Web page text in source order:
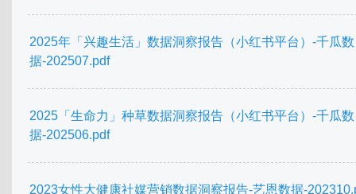
2025年「兴趣生活」数据洞察报告（小红书平台）-千瓜数
据-202507.pdf
2025「生命力」种草数据洞察报告（小红书平台）-千瓜数
据-202506.pdf
2023女性大健康社媒营销数据洞察报告-艺恩数据-